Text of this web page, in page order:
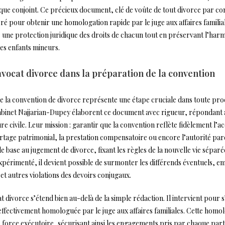
conjoint. Ce précieux document, clé de voûte de tout divorce par
pour obtenir une homologation rapide par le juge aux affaires
une protection juridique des droits de chacun tout en préservant
enfants mineurs.
divorce dans la préparation de la convention
la convention de divorce représente une étape cruciale dans toute
Najjarian-Dupey élaborent ce document avec rigueur, répondant
civile. Leur mission : garantir que la convention reflète fidèlement
patrimonial, la prestation compensatoire ou encore l’autorité
base au jugement de divorce, fixant les règles de la nouvelle vie
il devient possible de surmonter les différends éventuels,
autres violations des devoirs conjugaux.
divorce s’étend bien au-delà de la simple rédaction. Il intervient pour
homologuée par le juge aux affaires familiales. Cette